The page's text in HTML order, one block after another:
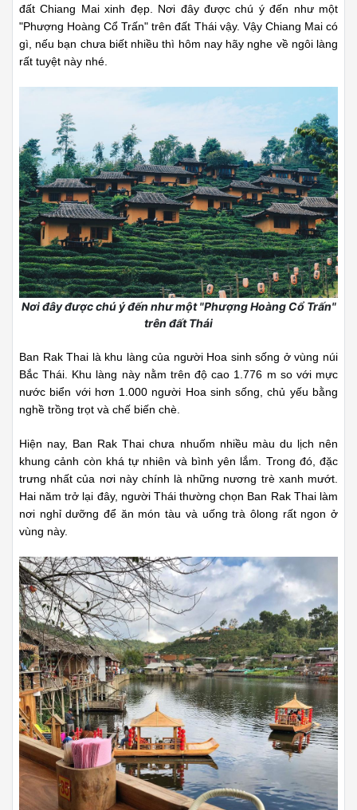
đất Chiang Mai xinh đẹp. Nơi đây được chú ý đến như một
"Phượng Hoàng Cổ Trấn" trên đất Thái vậy. Vậy Chiang Mai có
gì, nếu bạn chưa biết nhiều thì hôm nay hãy nghe về ngôi làng
rất tuyệt này nhé.
Nơi đây được chú ý đến như một "Phượng Hoàng Cổ Trấn"
trên đất Thái
Ban Rak Thai là khu làng của người Hoa sinh sống ở vùng núi
Bắc Thái. Khu làng này nằm trên độ cao 1.776 m so với mực
nước biển với hơn 1.000 người Hoa sinh sống, chủ yếu bằng
nghề trồng trọt và chế biến chè.
Hiện nay, Ban Rak Thai chưa nhuốm nhiều màu du lịch nên
khung cảnh còn khá tự nhiên và bình yên lắm. Trong đó, đặc
trưng nhất của nơi này chính là những nương trè xanh mướt.
Hai năm trở lại đây, người Thái thường chọn Ban Rak Thai làm
nơi nghỉ dưỡng để ăn món tàu và uống trà ôlong rất ngon ở
vùng này.